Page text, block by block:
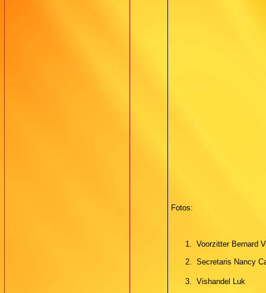
Fotos:
1. Voorzitter Bernard
2. Secretaris Nancy
3. Vishandel Luk